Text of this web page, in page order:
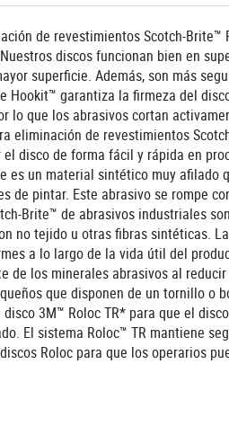
de revestimientos Scotch-
discos funcionan bien en
superficie. Además, son más
Hookit™ garantiza la firmeza del
lo que los abrasivos cortan
eliminación de revestimientos
el disco de forma fácil y rápida en
es un material sintético muy afilado
de pintar. Este abrasivo se rompe
Brite™ de abrasivos industriales
no tejido u otras fibras sintéticas.
a lo largo de la vida útil del
de los minerales abrasivos al
que disponen de un tornillo o
3M™ Roloc TR* para que el
El sistema Roloc™ TR mantiene
Roloc para que los operarios